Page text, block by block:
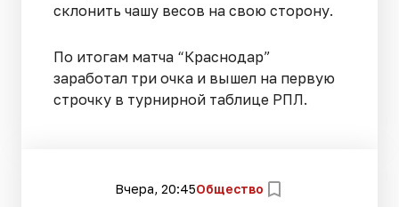
склонить чашу весов на свою сторону.
По итогам матча “Краснодар”
заработал три очка и вышел на первую
строчку в турнирной таблице РПЛ.
Вчера, 20:45Общество